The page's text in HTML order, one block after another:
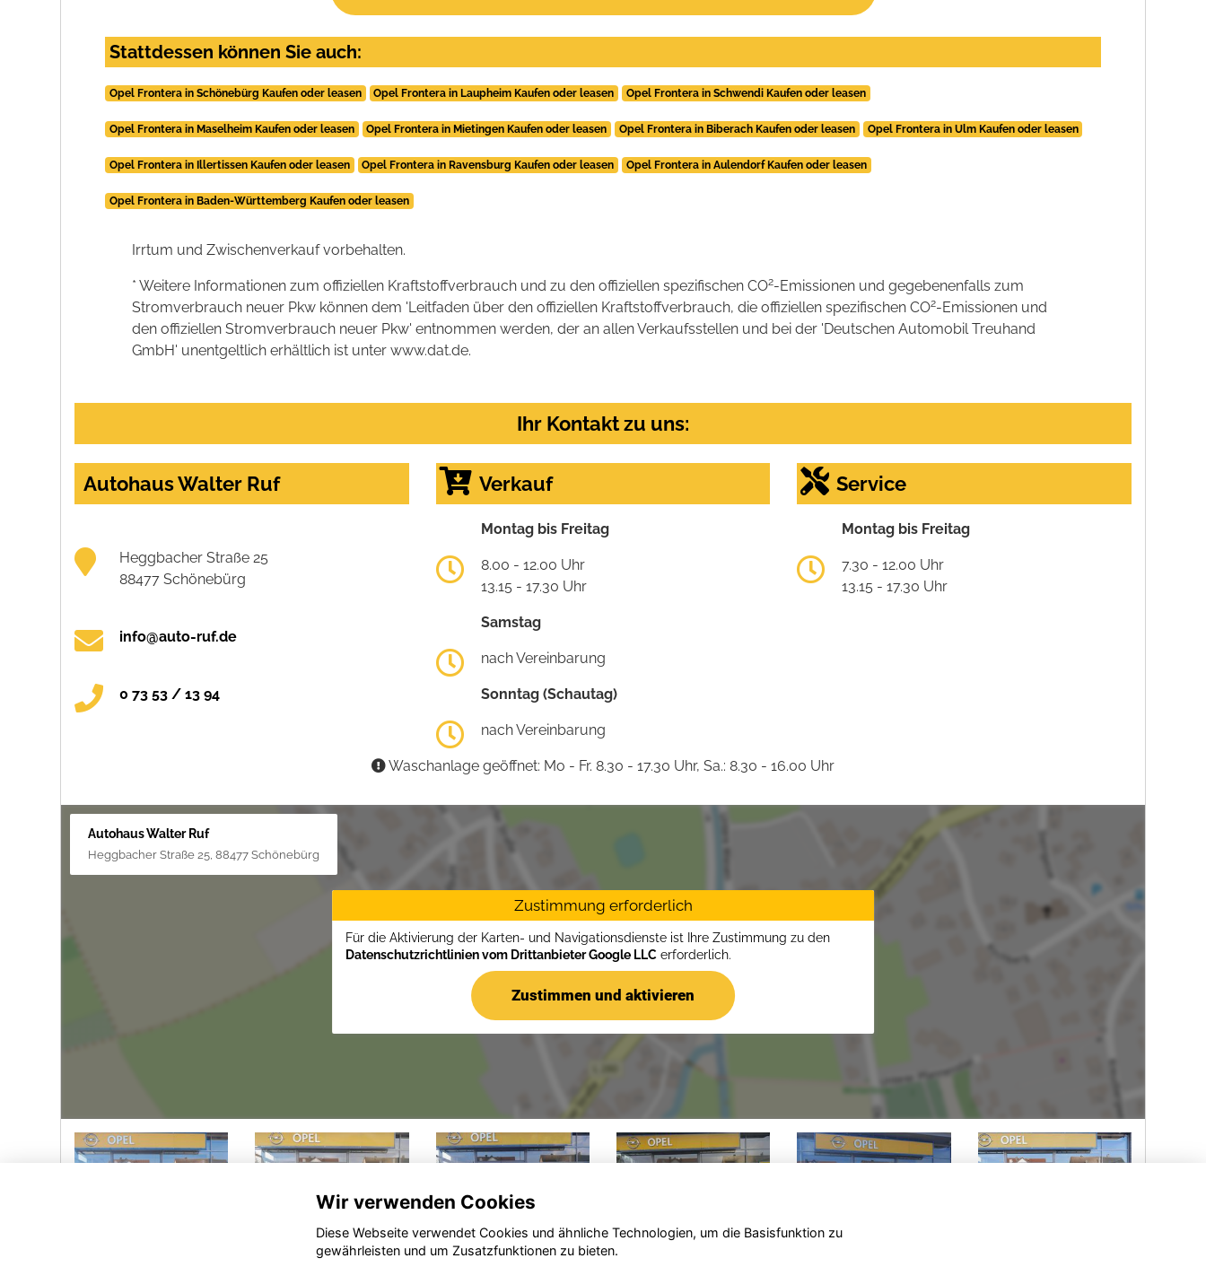
Stattdessen können Sie auch:
Opel Frontera in Schönebürg Kaufen oder leasen Opel Frontera in Laupheim Kaufen oder leasen Opel Frontera in Schwendi Kaufen oder leasen
Opel Frontera in Maselheim Kaufen oder leasen Opel Frontera in Mietingen Kaufen oder leasen Opel Frontera in Biberach Kaufen oder leasen Opel Frontera in Ulm Kaufen oder leasen
Opel Frontera in Illertissen Kaufen oder leasen Opel Frontera in Ravensburg Kaufen oder leasen Opel Frontera in Aulendorf Kaufen oder leasen
Opel Frontera in Baden-Württemberg Kaufen oder leasen
Irrtum und Zwischenverkauf vorbehalten.
* Weitere Informationen zum offiziellen Kraftstoffverbrauch und zu den offiziellen spezifischen CO2-Emissionen und gegebenenfalls zum
Stromverbrauch neuer Pkw können dem 'Leitfaden über den offiziellen Kraftstoffverbrauch, die offiziellen spezifischen CO2-Emissionen und
den offiziellen Stromverbrauch neuer Pkw' entnommen werden, der an allen Verkaufsstellen und bei der 'Deutschen Automobil Treuhand
GmbH' unentgeltlich erhältlich ist unter www.dat.de.
Ihr Kontakt zu uns:
Autohaus Walter Ruf
Heggbacher Straße 25
88477 Schönebürg
info@auto-ruf.de
0 73 53 / 13 94
Verkauf
Montag bis Freitag
8.00 - 12.00 Uhr
13.15 - 17.30 Uhr
Samstag
nach Vereinbarung
Sonntag (Schautag)
nach Vereinbarung
Service
Montag bis Freitag
7.30 - 12.00 Uhr
13.15 - 17.30 Uhr
Waschanlage geöffnet: Mo - Fr. 8.30 - 17.30 Uhr, Sa.: 8.30 - 16.00 Uhr
Autohaus Walter Ruf
Heggbacher Straße 25, 88477 Schönebürg
Zustimmung erforderlich
Für die Aktivierung der Karten- und Navigationsdienste ist Ihre Zustimmung zu den
Datenschutzrichtlinien vom Drittanbieter Google LLC erforderlich.
Zustimmen und aktivieren
Wir verwenden Cookies
Diese Webseite verwendet Cookies und ähnliche Technologien, um die Basisfunktion zu
gewährleisten und um Zusatzfunktionen zu bieten.